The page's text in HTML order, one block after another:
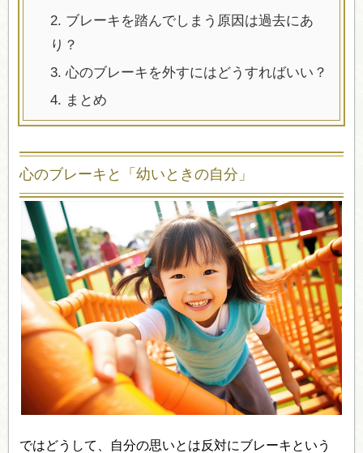
2. ブレーキを踏んでしまう原因は過去にあ
り？
3. 心のブレーキを外すにはどうすればいい？
4. まとめ
心のブレーキと「幼いときの自分」
ではどうして、自分の思いとは反対にブレーキという